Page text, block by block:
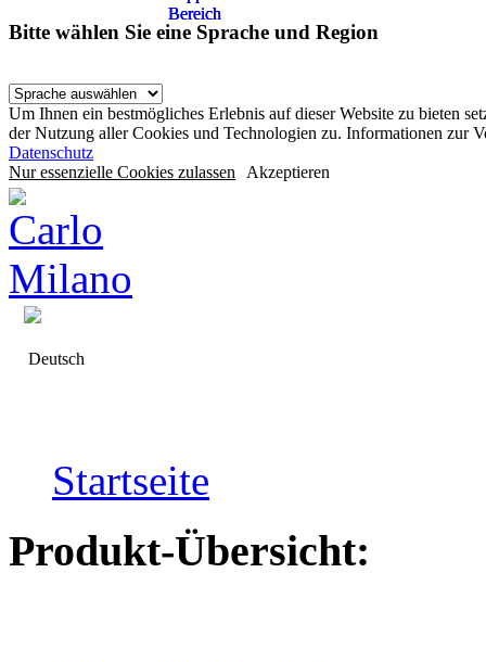
Bitte wählen Sie eine Sprache und Region
Um Ihnen ein bestmögliches Erlebnis auf dieser Website zu bieten
der Nutzung aller Cookies und Technologien zu. Informationen zur
Datenschutz
Nur essenzielle Cookies zulassen Akzeptieren
Deutsch
Startseite
Produkt-Übersicht:
Bereich
Bereich
Bereich